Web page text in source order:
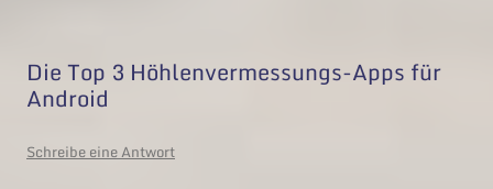
Die Top 3 Höhlenvermessungs-Apps für
Android
Schreibe eine Antwort